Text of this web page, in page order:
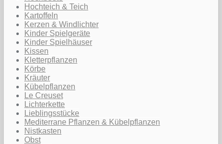
Hochteich & Teich
Kartoffeln
Kerzen & Windlichter
Kinder Spielgeräte
Kinder Spielhäuser
Kissen
Kletterpflanzen
Körbe
Kräuter
Kübelpflanzen
Le Creuset
Lichterkette
Lieblingsstücke
Mediterrane Pflanzen & Kübelpflanzen
Nistkasten
Obst